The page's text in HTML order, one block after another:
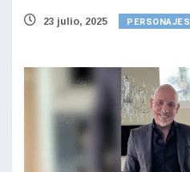
23 julio, 2025 PERSONAJES